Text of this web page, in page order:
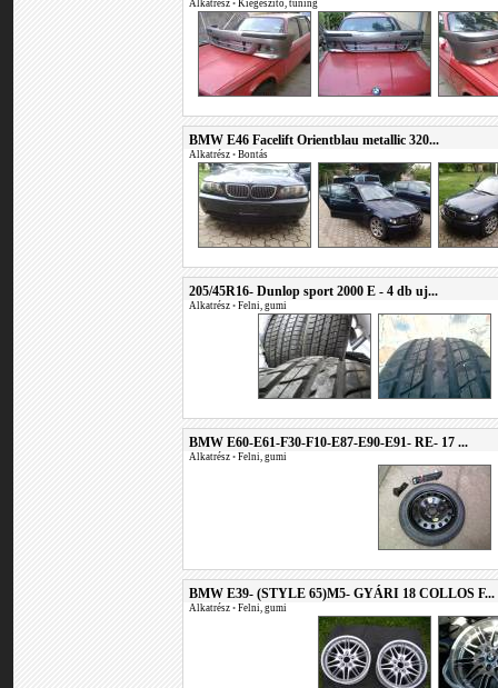
Alkatrész • Kiegészítő, tuning
BMW E46 Facelift Orientblau metallic 320...
Alkatrész • Bontás
205/45R16- Dunlop sport 2000 E - 4 db uj...
Alkatrész • Felni, gumi
BMW E60-E61-F30-F10-E87-E90-E91- RE- 17 ...
Alkatrész • Felni, gumi
BMW E39- (STYLE 65)M5- GYÁRI 18 COLLOS F...
Alkatrész • Felni, gumi